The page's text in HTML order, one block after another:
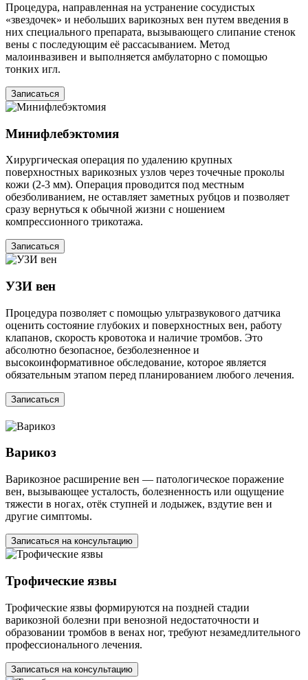
Процедура, направленная на устранение сосудистых
«звездочек» и небольших варикозных вен путем введения в
них специального препарата, вызывающего слипание стенок
вены с последующим её рассасыванием. Метод
малоинвазивен и выполняется амбулаторно с помощью
тонких игл.
Записаться
Минифлебэктомия
Хирургическая операция по удалению крупных
поверхностных варикозных узлов через точечные проколы
кожи (2-3 мм). Операция проводится под местным
обезболиванием, не оставляет заметных рубцов и позволяет
сразу вернуться к обычной жизни с ношением
компрессионного трикотажа.
Записаться
УЗИ вен
Процедура позволяет с помощью ультразвукового датчика
оценить состояние глубоких и поверхностных вен, работу
клапанов, скорость кровотока и наличие тромбов. Это
абсолютно безопасное, безболезненное и
высокоинформативное обследование, которое является
обязательным этапом перед планированием любого лечения.
Записаться
Варикоз
Варикозное расширение вен — патологическое поражение
вен, вызывающее усталость, болезненность или ощущение
тяжести в ногах, отёк ступней и лодыжек, вздутие вен и
другие симптомы.
Записаться на консультацию
Трофические язвы
Трофические язвы формируются на поздней стадии
варикозной болезни при венозной недостаточности и
образовании тромбов в венах ног, требуют незамедлительного
профессионального лечения.
Записаться на консультацию